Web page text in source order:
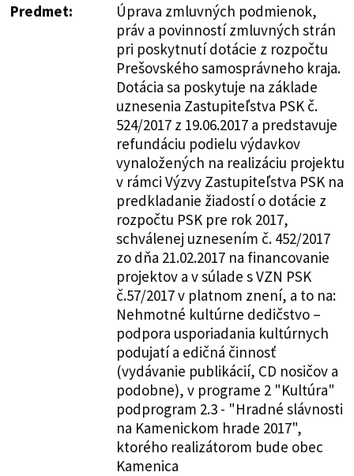
Predmet:
Úprava zmluvných podmienok,
práv a povinností zmluvných strán
pri poskytnutí dotácie z rozpočtu
Prešovského samosprávneho kraja.
Dotácia sa poskytuje na základe
uznesenia Zastupiteľstva PSK č.
524/2017 z 19.06.2017 a predstavuje
refundáciu podielu výdavkov
vynaložených na realizáciu projektu
v rámci Výzvy Zastupiteľstva PSK na
predkladanie žiadostí o dotácie z
rozpočtu PSK pre rok 2017,
schválenej uznesením č. 452/2017
zo dňa 21.02.2017 na financovanie
projektov a v súlade s VZN PSK
č.57/2017 v platnom znení, a to na:
Nehmotné kultúrne dedičstvo –
podpora usporiadania kultúrnych
podujatí a edičná činnosť
(vydávanie publikácií, CD nosičov a
podobne), v programe 2 "Kultúra"
podprogram 2.3 - "Hradné slávnosti
na Kamenickom hrade 2017",
ktorého realizátorom bude obec
Kamenica